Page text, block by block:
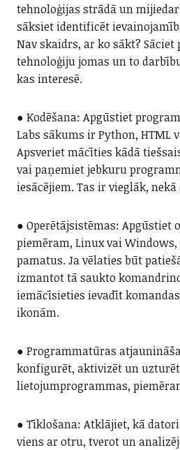
tehnoloģijas strādā un
sāksiet identificēt
Nav skaidrs, ar ko sākt? Sāciet
tehnoloģiju jomas un to
kas interesē.
● Kodēšana: Apgūstiet
Labs sākums ir Python, HTML
Apsveriet mācīties kādā
vai paņemiet jebkuru
iesācējiem. Tas ir vieglāk,
● Operētājsistēmas: Apgūstiet
piemēram, Linux vai
pamatus. Ja vēlaties būt
izmantot tā saukto
iemācīsieties ievadīt
ikonām.
● Programmatūras
konfigurēt, aktivizēt un uzturēt
lietojumprogrammas,
● Tīklošana: Atklājiet, kā
viens ar otru, tverot un